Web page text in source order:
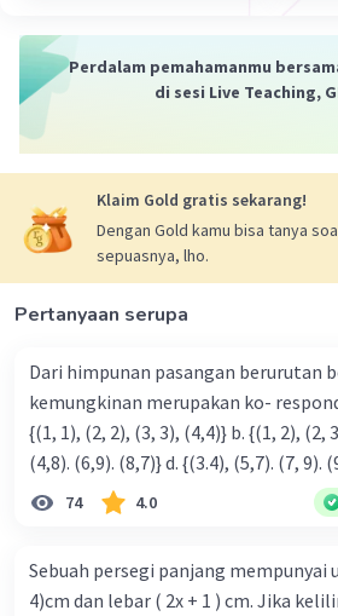
U₄ = 17
b = U₃ − U₂ = 13 − 9 = 4
Beda antara U₃ dengan U₄
b = U₄ − U₃ = 17 − 13 = 4
Barisan di atas membentuk
karena tiap suku yang
Sehingga suku ke-20 adalah
Un= a + (n−1)b
U n= 5 + (n−1)(4)
Un = 5 + 4n − 4
n
U₂₀ = 4(20) + 1
U₂₀ = 81
Perdalam pemahamanmu
di sesi Live Teaching,
Klaim Gold gratis sekarang!
Dengan Gold kamu bisa tanya
sepuasnya, lho.
Pertanyaan serupa
Dari himpunan pasangan berurutan
kemungkinan merupakan ko- respondensi satu-satu? a.
{(1, 1), (2, 2), (3, 3), (4,4)} b. {(1, 2), (2, 3), (3, 4). (4,5)} c. {(2,7).
(4,8). (6,9). (8,7)} d. {(3.4), (5,7). (7,
74 4.0
Sebuah persegi panjang mempunyai
4)cm dan lebar ( 2x + 1 ) cm. Jika